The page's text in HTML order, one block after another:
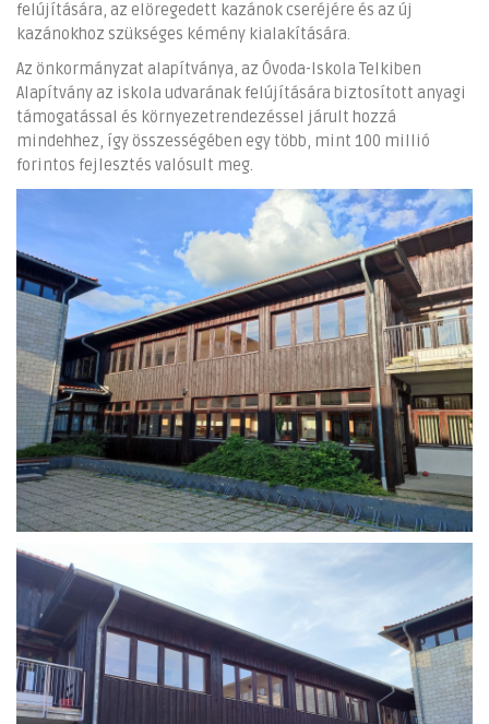
felújítására, az elöregedett kazánok cseréjére és az új
kazánokhoz szükséges kémény kialakítására.
Az önkormányzat alapítványa, az Óvoda-Iskola Telkiben
Alapítvány az iskola udvarának felújítására biztosított anyagi
támogatással és környezetrendezéssel járult hozzá
mindehhez, így összességében egy több, mint 100 millió
forintos fejlesztés valósult meg.